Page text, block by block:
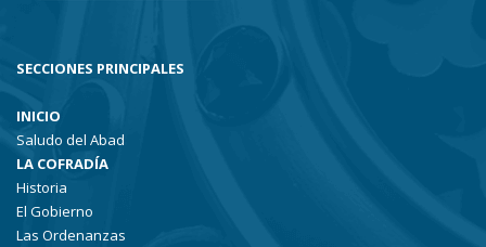
SECCIONES PRINCIPALES
INICIO
Saludo del Abad
LA COFRADÍA
Historia
El Gobierno
Las Ordenanzas